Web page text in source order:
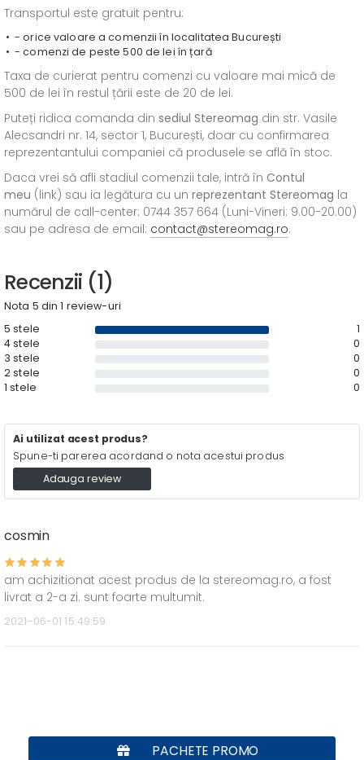
Transportul este gratuit pentru:
- orice valoare a comenzii în localitatea București
- comenzi de peste 500 de lei în țară
Taxa de curierat pentru comenzi cu valoare mai mică de
500 de lei în restul țării este de 20 de lei.
Puteți ridica comanda din sediul Stereomag din str. Vasile
Alecsandri nr. 14, sector 1, București, doar cu confirmarea
reprezentantului companiei că produsele se află în stoc.
Daca vrei să afli stadiul comenzii tale, intră în Contul
meu (link) sau ia legătura cu un reprezentant Stereomag la
numărul de call-center: 0744 357 664 (Luni-Vineri: 9.00-20.00)
sau pe adresa de email: contact@stereomag.ro.
Recenzii (1)
Nota 5 din 1 review-uri
5 stele
1
4 stele
0
3 stele
0
2 stele
0
1 stele
0
Ai utilizat acest produs?
Spune-ti parerea acordand o nota acestui produs
Adauga review
cosmin
am achizitionat acest produs de la stereomag.ro, a fost
livrat a 2-a zi. sunt foarte multumit.
2021-06-01 15:49:59
PACHETE PROMO